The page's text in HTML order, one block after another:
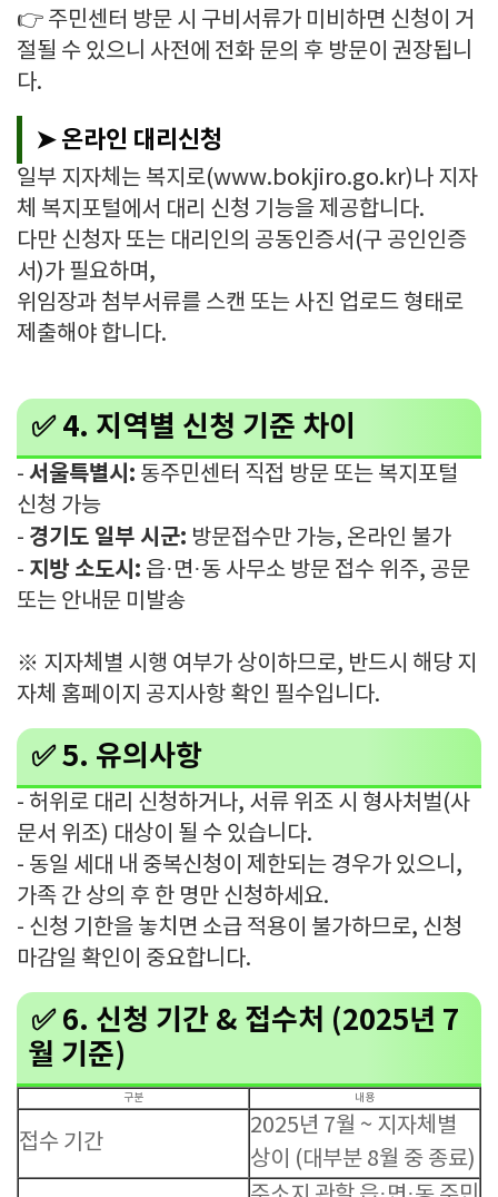
👉 주민센터 방문 시 구비서류가 미비하면 신청이 거
절될 수 있으니 사전에 전화 문의 후 방문이 권장됩니
다.
➤ 온라인 대리신청
일부 지자체는 복지로(www.bokjiro.go.kr)나 지자
체 복지포털에서 대리 신청 기능을 제공합니다.
다만 신청자 또는 대리인의 공동인증서(구 공인인증
서)가 필요하며,
위임장과 첨부서류를 스캔 또는 사진 업로드 형태로
제출해야 합니다.
✅ 4. 지역별 신청 기준 차이
- 서울특별시: 동주민센터 직접 방문 또는 복지포털
신청 가능
- 경기도 일부 시군: 방문접수만 가능, 온라인 불가
- 지방 소도시: 읍·면·동 사무소 방문 접수 위주, 공문
또는 안내문 미발송
※ 지자체별 시행 여부가 상이하므로, 반드시 해당 지
자체 홈페이지 공지사항 확인 필수입니다.
✅ 5. 유의사항
- 허위로 대리 신청하거나, 서류 위조 시 형사처벌(사
문서 위조) 대상이 될 수 있습니다.
- 동일 세대 내 중복신청이 제한되는 경우가 있으니,
가족 간 상의 후 한 명만 신청하세요.
- 신청 기한을 놓치면 소급 적용이 불가하므로, 신청
마감일 확인이 중요합니다.
✅ 6. 신청 기간 & 접수처 (2025년 7
월 기준)
구분 내용
접수 기간
2025년 7월 ~ 지자체별
상이 (대부분 8월 중 종료)